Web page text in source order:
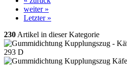
weiter »
Letzter »
230 Artikel in dieser Kategorie